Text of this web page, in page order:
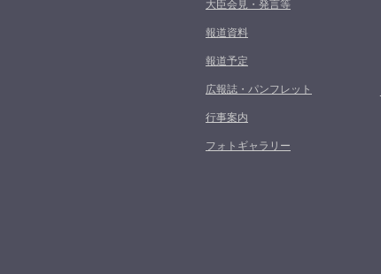
大臣会見・発言等
報道資料
報道予定
広報誌・パンフレット
行事案内
フォトギャラリー